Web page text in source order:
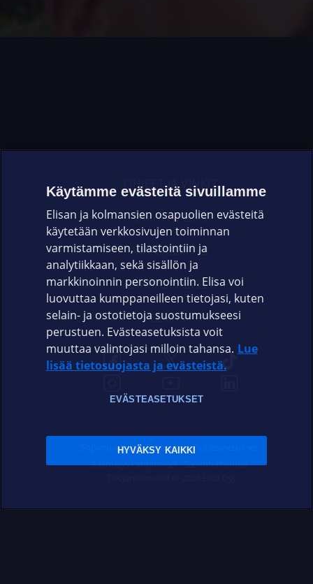
OHJEET JA VINKIT
OMAYHTEISÖ
VIANSELVITYS
ASIAKASPALVELU
ELISA.FI
Sopimusehdot Tietosuoja Evästeasetukset
Sääntelyviranomaiset Saavutettavuus
Käytämme evästeitä sivuillamme
Elisan ja kolmansien osapuolien evästeitä
käytetään verkkosivujen toiminnan
varmistamiseen, tilastointiin ja
analytiikkaan, sekä sisällön ja
markkinoinnin personointiin. Elisa voi
luovuttaa kumppaneilleen tietojasi, kuten
selain- ja ostotietoja suostumukseesi
perustuen. Evästeasetuksista voit
muuttaa valintojasi milloin tahansa. Lue
lisää tietosuojasta ja evästeistä.
EVÄSTEASETUKSET
HYVÄKSY KAIKKI